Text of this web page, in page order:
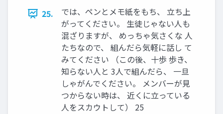
25.
では、ペンとメモ紙をもち、 立ち上
がってください。 生徒じゃない人も
混ざりますが、 めっちゃ気さくな 人
たちなので、 組んだら気軽に話し て
みてください （この後、十歩 歩き、
知らない人と 3人で組んだら、 一旦
しゃがんでください。 メンバーが見
つからない時は、 近くに立っている
人をスカウトして） 25